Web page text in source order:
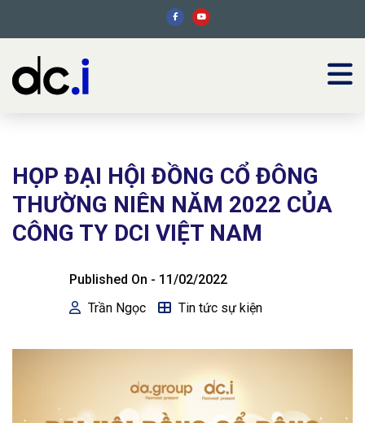
HỌP ĐẠI HỘI ĐỒNG CỔ ĐÔNG
THƯỜNG NIÊN NĂM 2022 CỦA
CÔNG TY DCI VIỆT NAM
Published On - 11/02/2022
Trần Ngọc
Tin tức sự kiện